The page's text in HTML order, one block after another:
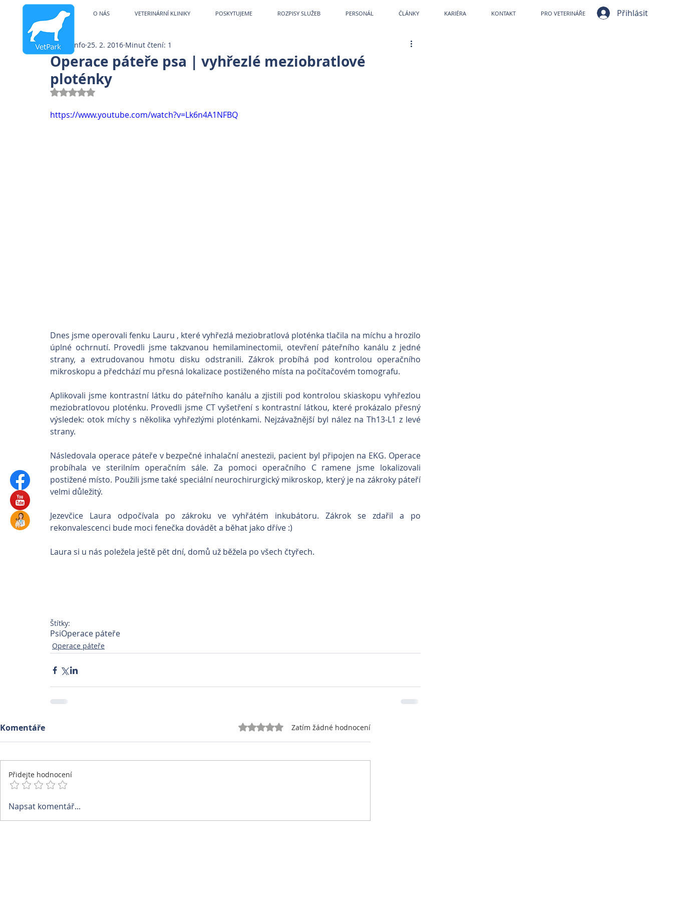
O NÁS VETERINÁRNÍ KLINIKY POSKYTUJEME ROZPISY SLUŽEB PERSONÁL ČLÁNKY KARIÉRA KONTAKT PRO VETERINÁŘE Přihlásit
Operace páteře psa | vyhřezlé meziobratlové
ploténky
info 25. 2. 2016 Minut čtení: 1
Hodnoceno NaN z 5 hvězdiček.
https://www.youtube.com/watch?v=Lk6n4A1NFBQ
Dnes jsme operovali fenku Lauru , které vyhřezlá meziobratlová ploténka tlačila na míchu a hrozilo
úplné ochrnutí. Provedli jsme takzvanou hemilaminectomii, otevření páteřního kanálu z jedné
strany, a extrudovanou hmotu disku odstranili. Zákrok probíhá pod kontrolou operačního
mikroskopu a předchází mu přesná lokalizace postiženého místa na počítačovém tomografu.
Aplikovali jsme kontrastní látku do páteřního kanálu a zjistili pod kontrolou skiaskopu vyhřezlou
meziobratlovou ploténku. Provedli jsme CT vyšetření s kontrastní látkou, které prokázalo přesný
výsledek: otok míchy s několika vyhřezlými ploténkami. Nejzávažnější byl nález na Th13-L1 z levé
strany.
Následovala operace páteře v bezpečné inhalační anestezii, pacient byl připojen na EKG. Operace
probíhala ve sterilním operačním sále. Za pomoci operačního C ramene jsme lokalizovali
postižené místo. Použili jsme také speciální neurochirurgický mikroskop, který je na zákroky páteří
velmi důležitý.
Jezevčice Laura odpočívala po zákroku ve vyhřátém inkubátoru. Zákrok se zdařil a po
rekonvalescenci bude moci fenečka dovádět a běhat jako dříve :)
Laura si u nás poležela ještě pět dní, domů už běžela po všech čtyřech.
Štítky:
PsiOperace páteře
Operace páteře
Komentáře Hodnoceno 0 z 5 hvězdiček.
Zatím žádné hodnocení
Přidejte hodnocení
Napsat komentář...